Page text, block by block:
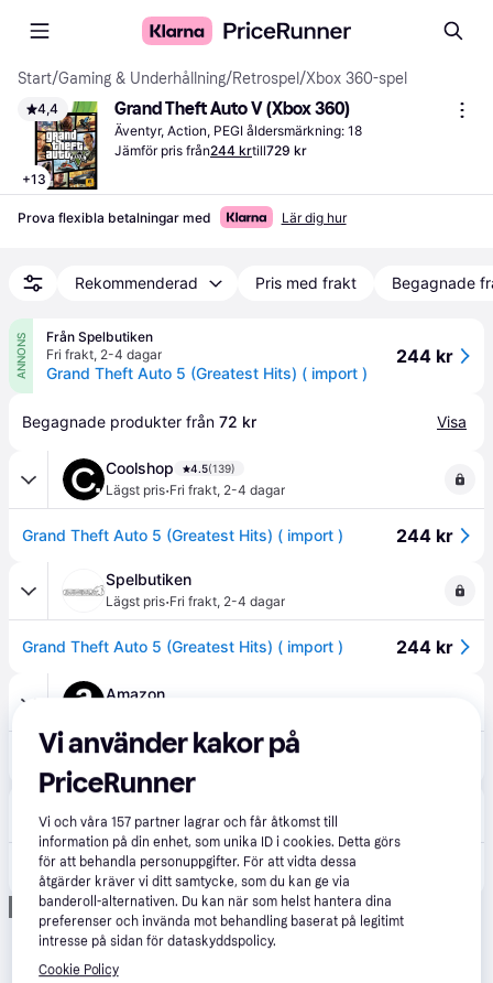
Start/Gaming & Underhållning/Retrospel /Xbox 360-spel
4,4
+13
Grand Theft Auto V (Xbox 360)
Äventyr, Action, PEGI åldersmärkning: 18
Jämför pris från244 krtill729 kr
Prova flexibla betalningar med Lär dig hur
Rekommenderad Pris med frakt Begagnade
ANNONS
Från Spelbutiken
Fri frakt, 2-4 dagar
Grand Theft Auto 5 (Greatest Hits) ( import )
244 kr
Begagnade produkter från 72 kr Visa
Coolshop 4.5(139)
Lägst pris·Fri frakt, 2-4 dagar
Grand Theft Auto 5 (Greatest Hits) ( import ) 244 kr
Spelbutiken
Lägst pris·Fri frakt, 2-4 dagar
Grand Theft Auto 5 (Greatest Hits) ( import ) 244 kr
Amazon
Grand Theft Auto GTA V (Five 5) Game XBOX 360
49 kr frakt,4-5 dagar
Grand Theft Auto V - Microsoft Xbox 360 - Action
Annons
Vi använder kakor på
PriceRunner
Vi och våra157 partner lagrar och får åtkomst till
information på din enhet, som unika ID i cookies. Detta görs
för att behandla personuppgifter. För att vidta dessa
åtgärder kräver vi ditt samtycke, som du kan ge via
banderoll-alternativen. Du kan när som helst hantera dina
preferenser och invända mot behandling baserat på legitimt
intresse på sidan för dataskyddspolicy.
Cookie Policy